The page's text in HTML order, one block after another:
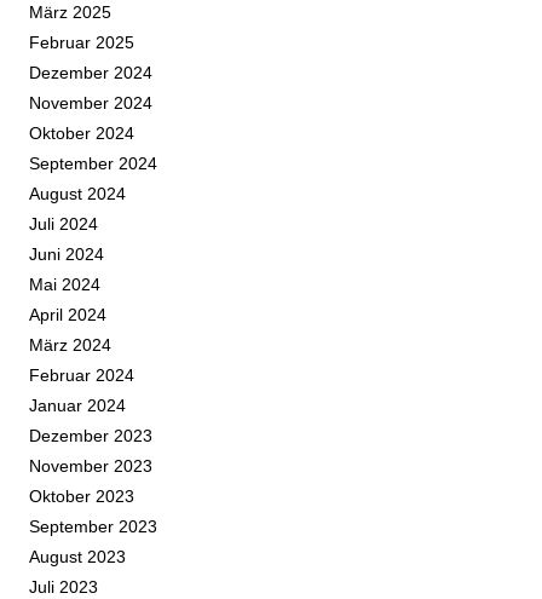
März 2025
Februar 2025
Dezember 2024
November 2024
Oktober 2024
September 2024
August 2024
Juli 2024
Juni 2024
Mai 2024
April 2024
März 2024
Februar 2024
Januar 2024
Dezember 2023
November 2023
Oktober 2023
September 2023
August 2023
Juli 2023